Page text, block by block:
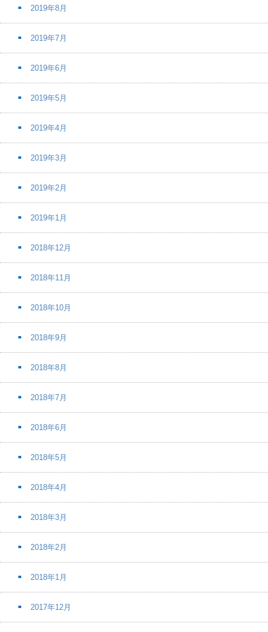
2019年8月
2019年7月
2019年6月
2019年5月
2019年4月
2019年3月
2019年2月
2019年1月
2018年12月
2018年11月
2018年10月
2018年9月
2018年8月
2018年7月
2018年6月
2018年5月
2018年4月
2018年3月
2018年2月
2018年1月
2017年12月